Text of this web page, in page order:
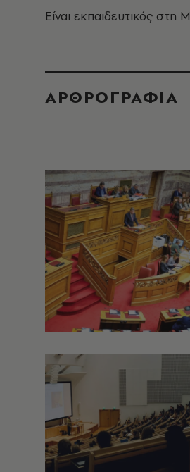
Είναι εκπαιδευτικός
ΑΡΘΡΟΓΡΑΦΙΑ